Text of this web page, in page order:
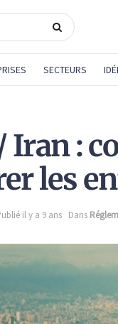
SECTEURS
Iran :
les
il y a 9 ans Dans